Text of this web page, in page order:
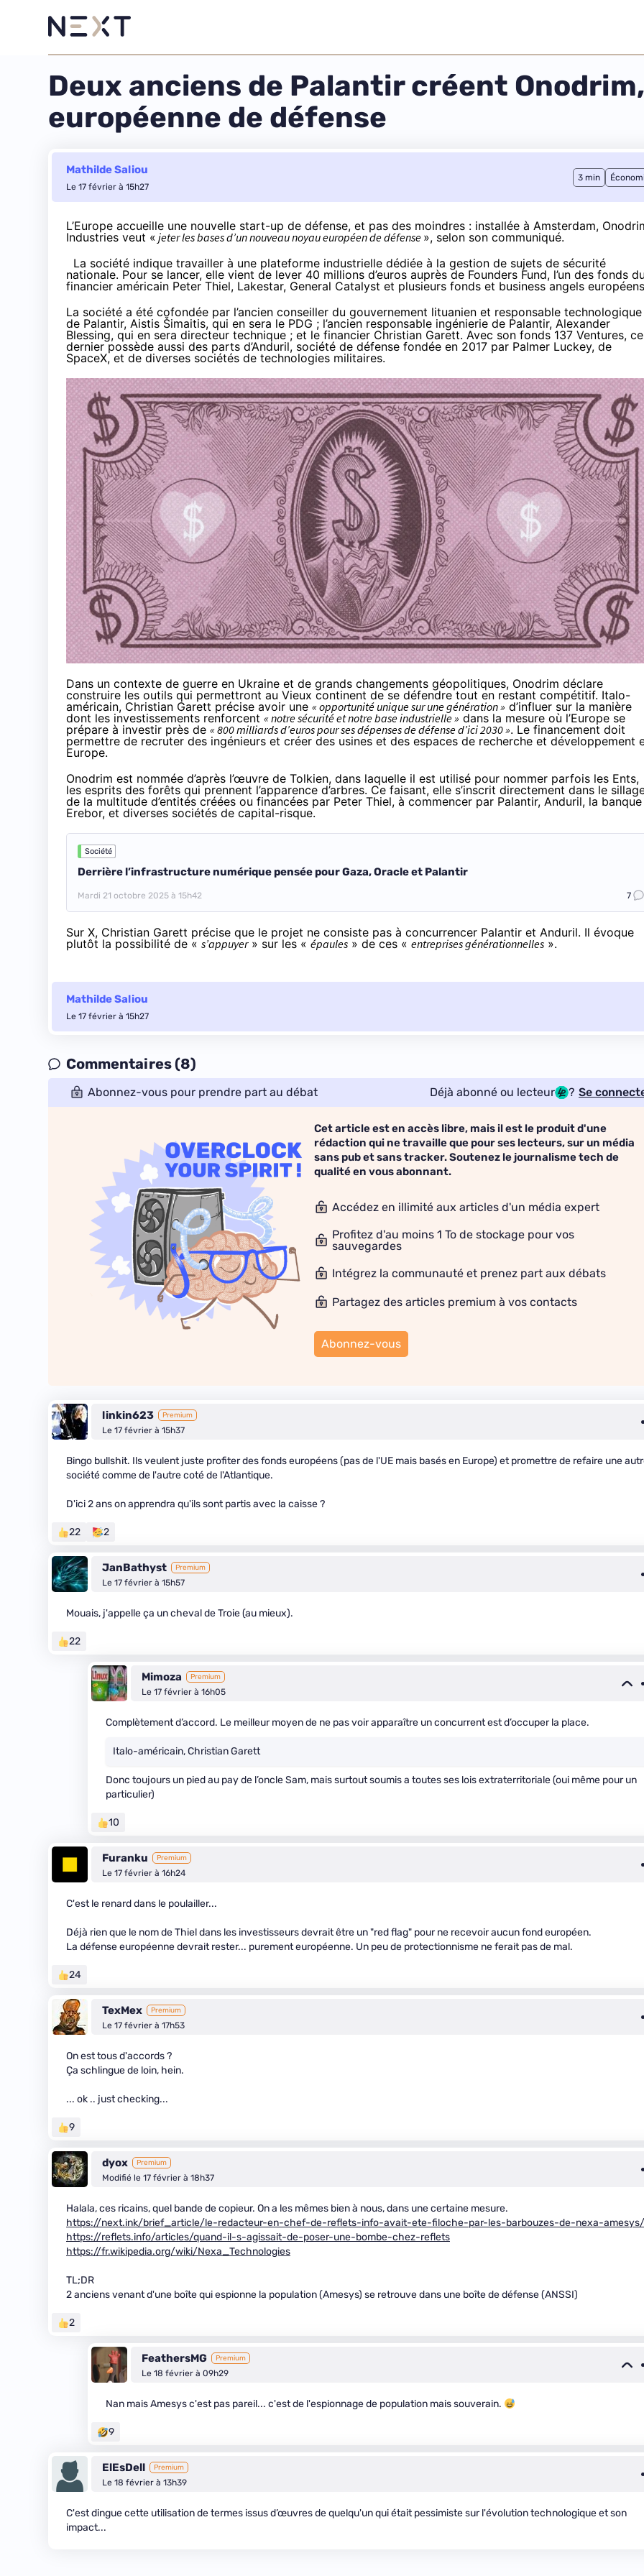
Deux anciens de Palantir créent
européenne de défense
Mathilde Saliou
Le 17 février à 15h27
3 min
L’Europe accueille une nouvelle start-up de défense, et pas des moindres : installée à Amsterdam,
Industries veut « jeter les bases d’un nouveau noyau européen de défense », selon son communiqué.
La société indique travailler à une plateforme industrielle dédiée à la gestion de sujets de sécurité
nationale. Pour se lancer, elle vient de lever 40 millions d’euros auprès de Founders Fund, l’un des fonds
financier américain Peter Thiel, Lakestar, General Catalyst et plusieurs fonds et business angels
La société a été cofondée par l’ancien conseiller du gouvernement lituanien et responsable technologique
de Palantir, Aistis Šimaitis, qui en sera le PDG ; l’ancien responsable ingénierie de Palantir, Alexander
Blessing, qui en sera directeur technique ; et le financier Christian Garett. Avec son fonds 137 Ventures, ce
dernierpossède aussi des parts d’Anduril, société de défense fondée en 2017 par Palmer Luckey, de
SpaceX, et de diverses sociétés de technologies militaires.
Dans un contexte de guerre en Ukraine et de grands changements géopolitiques, Onodrim déclare
construire les outils qui permettront au Vieux continent de se défendre tout en restant compétitif. Italo-
américain, Christian Garett précise avoir une « opportunité unique sur une génération » d’influer sur la manière
dont les investissements renforcent « notre sécurité et notre base industrielle » dans la mesure où l’Europe se
prépare à investir près de « 800 milliards d’euros pour ses dépenses de défense d’ici 2030 ». Le financement doit
permettre de recruter des ingénieurs et créer des usines et des espaces de recherche et développement
Europe.
Onodrim est nommée d’après l’œuvre de Tolkien, dans laquelle il est utilisé pour nommer parfois les Ents,
les esprits des forêts qui prennent l’apparence d’arbres. Ce faisant, elle s’inscrit directement dans le
de la multitude d’entités créées ou financées par Peter Thiel, à commencer par Palantir, Anduril, la banque
Erebor, et diverses sociétés de capital-risque.
Société
Derrière l’infrastructure numérique pensée pour Gaza, Oracle et Palantir
Mardi 21 octobre 2025 à 15h42 7
Sur X, Christian Garett précise que le projet ne consiste pas à concurrencer Palantir et Anduril. Il évoque
plutôt la possibilité de « s’appuyer» sur les « épaules » de ces « entreprises générationnelles ».
Mathilde Saliou
Le 17 février à 15h27
Commentaires (8)
Abonnez-vous pour prendre part au débat Déjà abonné ou lecteur ? Se
Cet article est en accès libre, mais il est le produit d'une
rédaction qui ne travaille que pour ses lecteurs, sur un média
sans pub et sans tracker. Soutenez le journalisme tech de
qualité en vous abonnant.
Accédez en illimité aux articles d'un média expert
Profitez d'au moins 1 To de stockage pour vos
sauvegardes
Intégrez la communauté et prenez part aux débats
Partagez des articles premium à vos contacts
Abonnez-vous
linkin623 Premium
Le 17 février à 15h37
Bingo bullshit. Ils veulent juste profiter des fonds européens (pas de l'UE mais basés en Europe) et promettre de refaire une
société comme de l'autre coté de l'Atlantique.
D'ici 2 ans on apprendra qu'ils sont partis avec la caisse ?
22 2
JanBathyst Premium
Le 17 février à 15h57
Mouais, j'appelle ça un cheval de Troie (au mieux).
22
Mimoza Premium
Le 17 février à 16h05
Complètement d’accord. Le meilleur moyen de ne pas voir apparaître un concurrent est d’occuper la place.
Italo-américain, Christian Garett
Donc toujours un pied au pay de l’oncle Sam, mais surtout soumis a toutes ses lois extraterritoriale (oui même pour un
particulier)
10
Furanku Premium
Le 17 février à 16h24
C'est le renard dans le poulailler...
Déjà rien que le nom de Thiel dans les investisseurs devrait être un "red flag" pour ne recevoir aucun fond européen.
La défense européenne devrait rester... purement européenne. Un peu de protectionnisme ne ferait pas de mal.
24
TexMex Premium
Le 17 février à 17h53
On est tous d'accords ?
Ça schlingue de loin, hein.
... ok .. just checking...
9
dyox Premium
Modifié le 17 février à 18h37
Halala, ces ricains, quel bande de copieur. On a les mêmes bien à nous, dans une certaine mesure.
https://next.ink/brief_article/le-redacteur-en-chef-de-reflets-info-avait-ete-filoche-par-les-barbouzes-de-nexa-amesys/
https://reflets.info/articles/quand-il-s-agissait-de-poser-une-bombe-chez-reflets
https://fr.wikipedia.org/wiki/Nexa_Technologies
TL;DR
2 anciens venant d'une boîte qui espionne la population (Amesys) se retrouve dans une boîte de défense (ANSSI)
2
FeathersMG Premium
Le 18 février à 09h29
Nan mais Amesys c'est pas pareil... c'est de l'espionnage de population mais souverain.
9
ElEsDell Premium
Le 18 février à 13h39
C'est dingue cette utilisation de termes issus d’œuvres de quelqu'un qui était pessimiste sur l'évolution technologique et son
impact...